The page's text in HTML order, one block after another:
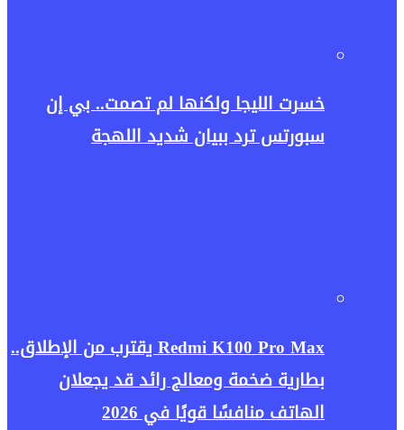
خسرت الليجا ولكنها لم تصمت.. بي إن
سبورتس ترد ببيان شديد اللهجة
Redmi K100 Pro Max يقترب من الإطلاق..
بطارية ضخمة ومعالج رائد قد يجعلان
الهاتف منافسًا قويًا في 2026